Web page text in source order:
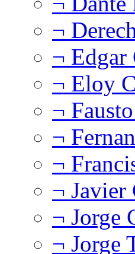
¬
¬ Edgar
¬ Eloy
¬
¬
¬
¬ Javier
¬ Jorge
¬ Jorge